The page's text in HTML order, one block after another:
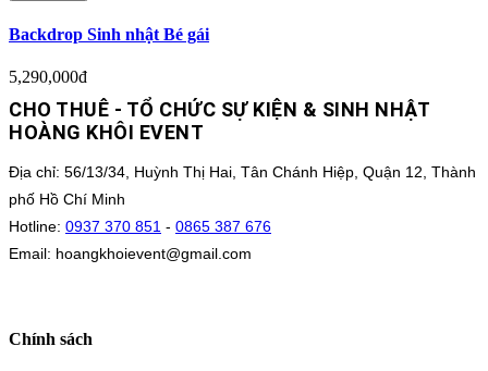
Backdrop Sinh nhật Bé gái
5,290,000đ
CHO THUÊ - TỔ CHỨC SỰ KIỆN & SINH NHẬT
HOÀNG KHÔI EVENT
Địa chỉ: 56/13/34, Huỳnh Thị Hai, Tân Chánh Hiệp, Quận 12, Thành
phố Hồ Chí Minh
Hotline: 0937 370 851 - 0865 387 676
Email: hoangkhoievent@gmail.com
Chính sách